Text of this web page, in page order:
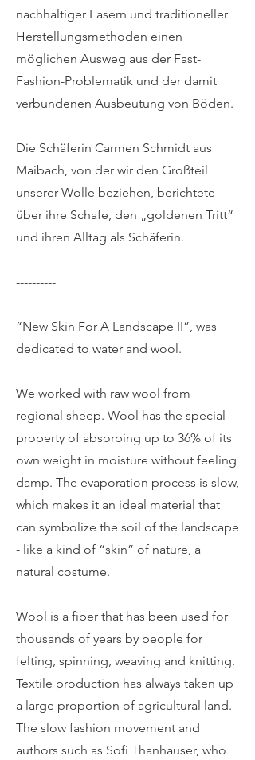
nachhaltiger Fasern und traditioneller
Herstellungsmethoden einen
möglichen Ausweg aus der Fast-
Fashion-Problematik und der damit
verbundenen Ausbeutung von Böden.
Die Schäferin Carmen Schmidt aus
Maibach, von der wir den Großteil
unserer Wolle beziehen, berichtete
über ihre Schafe, den „goldenen Tritt“
und ihren Alltag als Schäferin.
----------
“New Skin For A Landscape II”, was
dedicated to water and wool.
We worked with raw wool from
regional sheep. Wool has the special
property of absorbing up to 36% of its
own weight in moisture without feeling
damp. The evaporation process is slow,
which makes it an ideal material that
can symbolize the soil of the landscape
- like a kind of “skin” of nature, a
natural costume.
Wool is a fiber that has been used for
thousands of years by people for
felting, spinning, weaving and knitting.
Textile production has always taken up
a large proportion of agricultural land.
The slow fashion movement and
authors such as Sofi Thanhauser, who